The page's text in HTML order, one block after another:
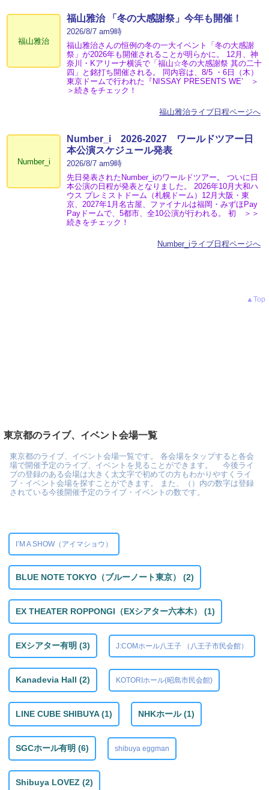
福山雅治
福山雅治 「冬の⼤感謝祭」今年も開催！
2026/8/7 am9時
福山雅治さんの恒例の冬の一大イベント「冬の⼤感謝
祭」が2026年も開催されることが明らかに。 12月、神
奈川・Kアリーナ横浜で「福山☆冬の大感謝祭 其の二十
四」と銘打ち開催される。 同内容は、8/5 ・6日（木）
東京ドームで行われた『NISSAY PRESENTS WE’ ＞
＞続きをチェック！
福山雅治ライブ日程ページへ
Number_i
Number_i 2026‐2027 ワールドツアー日
本公演スケジュール発表
2026/8/7 am9時
先日発表されたNumber_iのワールドツアー。 ついに日
本公演の日程が発表となりました。 2026年10月大和ハ
ウス プレミストドーム（札幌ドーム）12月大阪・東
京、2027年1月名古屋、ファイナルは福岡・みずほPay
Payドームで、5都市、全10公演が行われる。 初 ＞＞
続きをチェック！
Number_iライブ日程ページへ
▲Top
東京都のライブ、イベント会場一覧
東京都のライブ、イベント会場一覧です。 各会場をタップすると各会
場で開催予定のライブ、イベントを見ることができます。 今後ライ
ブの登録のある会場は大きく太文字で初めての方もわかりやすくライ
ブ・イベント会場を探すことができます。 また、（）内の数字は登録
されている今後開催予定のライブ・イベントの数です。
I’M A SHOW（アイマショウ）
BLUE NOTE TOKYO（ブルーノート東京） (2)
EX THEATER ROPPONGI（EXシアター六本木） (1)
EXシアター有明 (3) J:COMホール八王子 （八王子市民会館）
Kanadevia Hall (2) KOTORIホール(昭島市民会館)
LINE CUBE SHIBUYA (1) NHKホール (1)
SGCホール有明 (6) shibuya eggman
Shibuya LOVEZ (2)